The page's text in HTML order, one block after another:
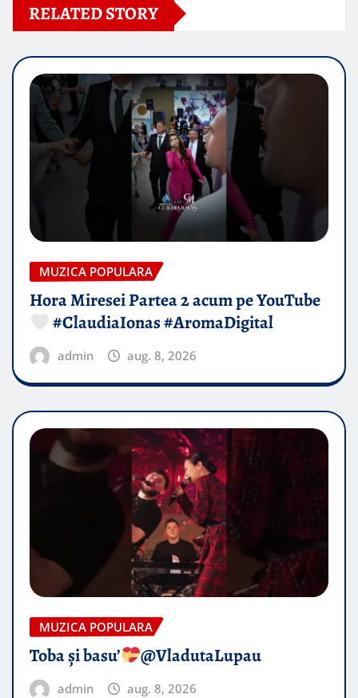
RELATED STORY
MUZICA POPULARA
Hora Miresei Partea 2 acum pe YouTube
#ClaudiaIonas #AromaDigital
admin aug. 8, 2026
MUZICA POPULARA
Toba și basu’ @VladutaLupau
admin aug. 8, 2026